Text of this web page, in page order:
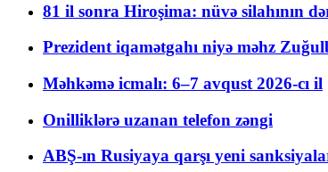
81 il sonra Hiroşima: nüvə silahının
Prezident iqamətgahı niyə məhz
Məhkəmə icmalı: 6–7 avqust 2026-cı il
Onilliklərə uzanan telefon zəngi
ABŞ-ın Rusiyaya qarşı yeni